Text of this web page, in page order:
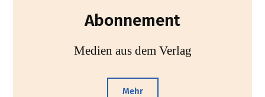
Abonnement
Medien aus dem Verlag
Mehr